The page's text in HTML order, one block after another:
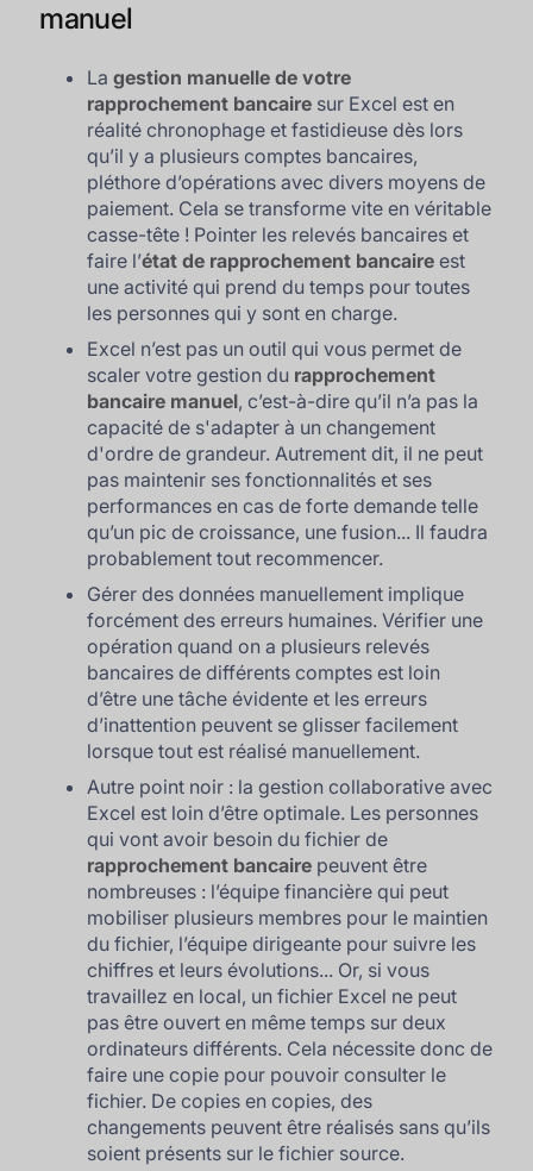
manuel
Lagestion manuelle de votre
rapprochement bancaire sur Excel est en
réalité chronophage et fastidieuse dès lors
qu’il y a plusieurs comptes bancaires,
pléthore d’opérations avec divers moyens de
paiement. Cela se transforme vite en véritable
casse-tête ! Pointer les relevés bancaires et
faire l’état de rapprochement bancaire est
une activité qui prend du temps pour toutes
les personnes qui y sont en charge.
Excel n’est pas un outil qui vous permet de
scaler votre gestion du rapprochement
bancaire manuel, c’est-à-dire qu’il n’a pas la
capacité de s'adapter à un changement
d'ordre de grandeur. Autrement dit, il ne peut
pas maintenir ses fonctionnalités et ses
performances en cas de forte demande telle
qu’un pic de croissance, une fusion... Il faudra
probablement tout recommencer.
Gérer des données manuellement implique
forcément des erreurs humaines. Vérifier une
opération quand on a plusieurs relevés
bancaires de différents comptes est loin
d’être une tâche évidente et les erreurs
d’inattention peuvent se glisser facilement
lorsque tout est réalisé manuellement.
Autre point noir : la gestion collaborative avec
Excel est loin d’être optimale. Les personnes
qui vont avoir besoin du fichier de
rapprochement bancaire peuvent être
nombreuses : l’équipe financière qui peut
mobiliser plusieurs membres pour le maintien
du fichier, l’équipe dirigeante pour suivre les
chiffres et leurs évolutions... Or, si vous
travaillez en local, un fichier Excel ne peut
pas être ouvert en même temps sur deux
ordinateurs différents. Cela nécessite donc de
faire une copie pour pouvoir consulter le
fichier. De copies en copies, des
changements peuvent être réalisés sans qu’ils
soient présents sur le fichier source.